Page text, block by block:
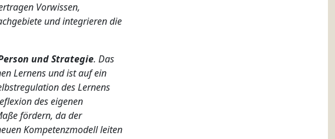
Vorwissen,
und integrieren die
und Strategie. Das
Lernens und ist auf ein
des Lernens
des eigenen
fördern, da der
Kompetenzmodell leiten